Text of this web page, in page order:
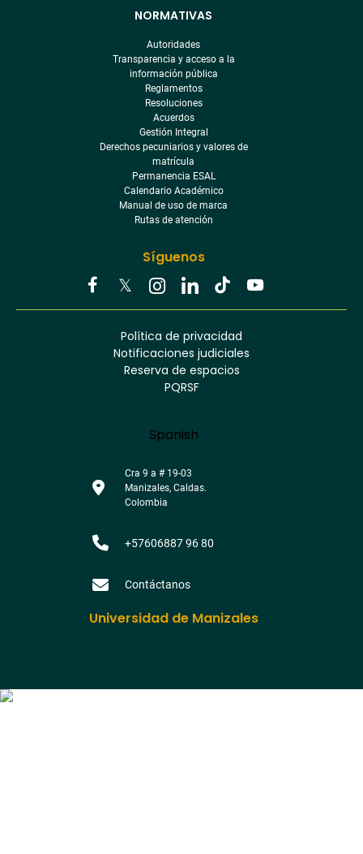
Síguenos
TwitterInstagramLinkedinTiktokYoutube
NORMATIVAS
Autoridades
Transparencia y acceso a la
información pública
Reglamentos
Resoluciones
Acuerdos
Gestión Integral
Derechos pecuniarios y valores de
matrícula
Permanencia ESAL
Calendario Académico
Manual de uso de marca
Rutas de atención
Política de privacidad
Notificaciones judiciales
Reserva de espacios
PQRSF
Language
Spanish
Cra 9 a # 19-03
Manizales, Caldas.
Colombia
+57606887 96 80
Contáctanos
Universidad de Manizales